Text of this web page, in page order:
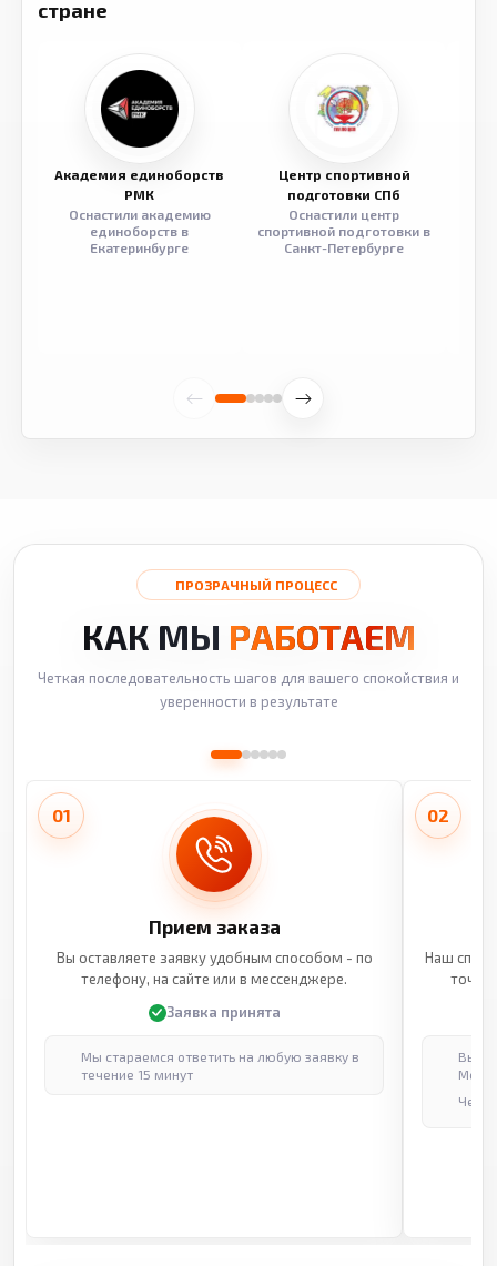
стране
Академия единоборств
РМК
Оснастили академию
единоборств в
Екатеринбурге
Центр спортивной
подготовки СПб
Оснастили центр
спортивной подготовки в
Санкт-Петербурге
ПРОЗРАЧНЫЙ ПРОЦЕСС
КАК МЫ РАБОТАЕМ
Четкая последовательность шагов для вашего спокойствия и
уверенности в результате
01
Прием заказа
Вы оставляете заявку удобным способом - по
телефону, на сайте или в мессенджере.
Заявка принята
Мы стараемся ответить на любую заявку в
течение 15 минут
02
Наш